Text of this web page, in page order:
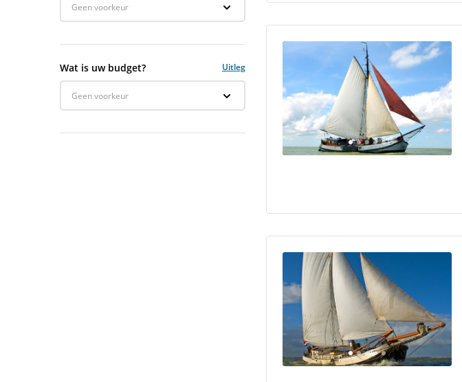
Geen voorkeur
Wat is uw budget? Uitleg
Geen voorkeur